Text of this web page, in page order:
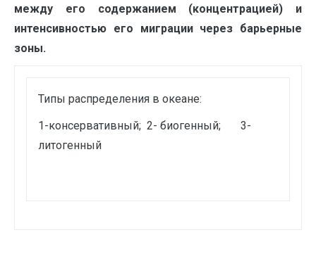
между его содержанием (концентрацией) и
интенсивностью его миграции через барьерные
зоны.
Типы распределения в океане:
1-консервативный; 2- биогенный; 3-
литогенный